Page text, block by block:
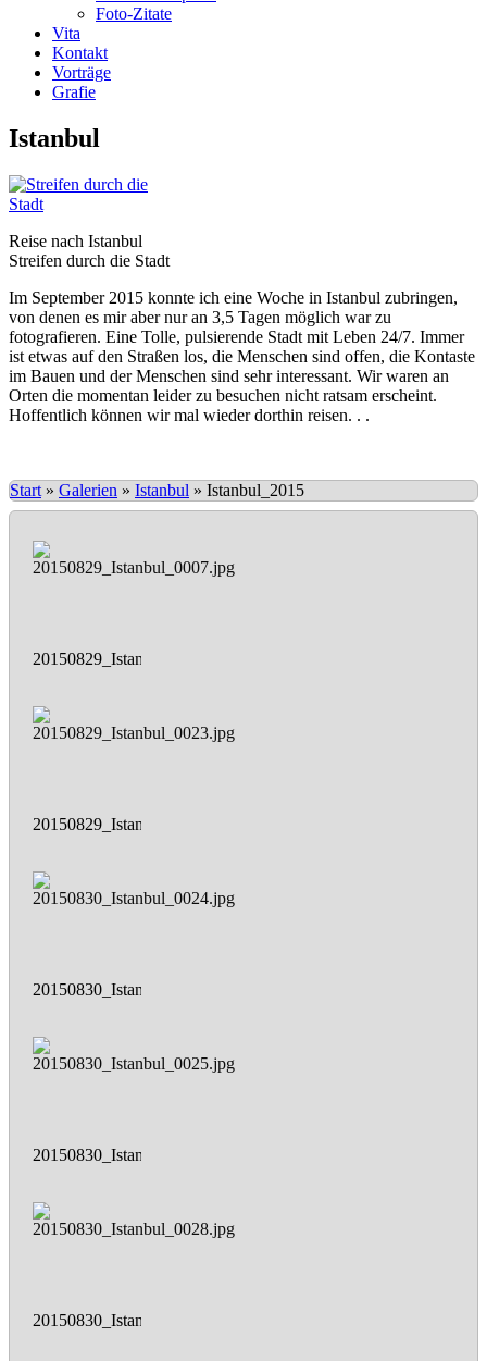
Foto-Zitate
Vita
Kontakt
Vorträge
Grafie
Istanbul
Reise nach Istanbul
Streifen durch die Stadt
Im September 2015 konnte ich eine Woche in Istanbul zubringen,
von denen es mir aber nur an 3,5 Tagen möglich war zu
fotografieren. Eine Tolle, pulsierende Stadt mit Leben 24/7. Immer
ist etwas auf den Straßen los, die Menschen sind offen, die Kontaste
im Bauen und der Menschen sind sehr interessant. Wir waren an
Orten die momentan leider zu besuchen nicht ratsam erscheint.
Hoffentlich können wir mal wieder dorthin reisen. . .
Start » Galerien » Istanbul » Istanbul_2015
20150829_Istanbul_0007.jpg
20150829_Istanbul_0023.jpg
20150830_Istanbul_0024.jpg
20150830_Istanbul_0025.jpg
20150830_Istanbul_0028.jpg